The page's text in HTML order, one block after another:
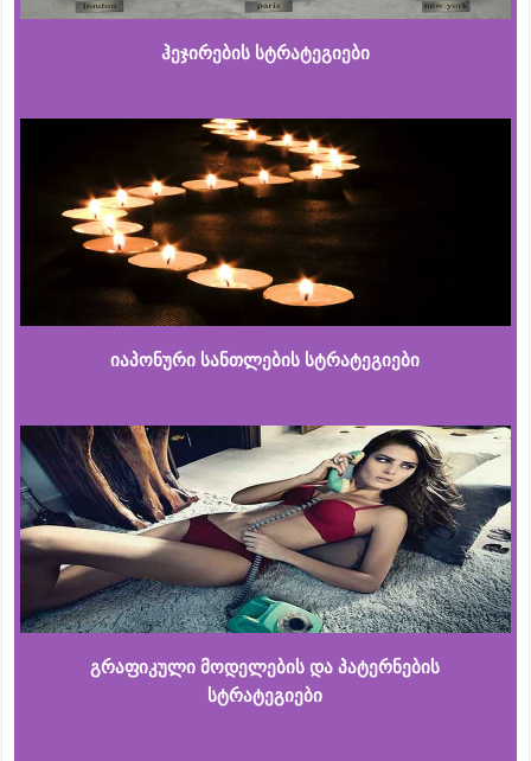
ჰეჯირების სტრატეგიები
იაპონური სანთლების სტრატეგიები
გრაფიკული მოდელების და პატერნების
სტრატეგიები